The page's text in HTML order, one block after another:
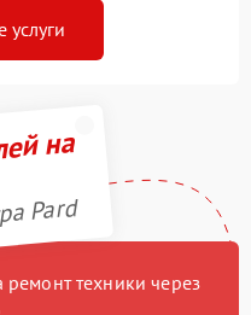
услуги
на
Pard
техники через